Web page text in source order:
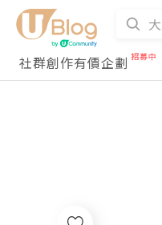
社群創作有價企劃